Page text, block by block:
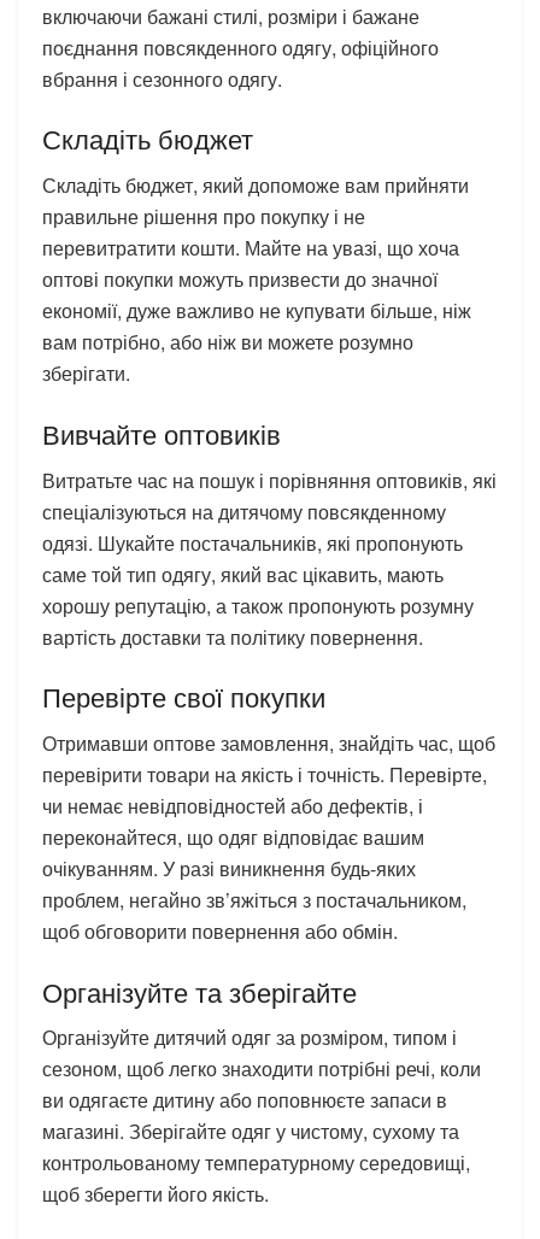
включаючи бажані стилі, розміри і бажане
поєднання повсякденного одягу, офіційного
вбрання і сезонного одягу.
Складіть бюджет
Складіть бюджет, який допоможе вам прийняти
правильне рішення про покупку і не
перевитратити кошти. Майте на увазі, що хоча
оптові покупки можуть призвести до значної
економії, дуже важливо не купувати більше, ніж
вам потрібно, або ніж ви можете розумно
зберігати.
Вивчайте оптовиків
Витратьте час на пошук і порівняння оптовиків, які
спеціалізуються на дитячому повсякденному
одязі. Шукайте постачальників, які пропонують
саме той тип одягу, який вас цікавить, мають
хорошу репутацію, а також пропонують розумну
вартість доставки та політику повернення.
Перевірте свої покупки
Отримавши оптове замовлення, знайдіть час, щоб
перевірити товари на якість і точність. Перевірте,
чи немає невідповідностей або дефектів, і
переконайтеся, що одяг відповідає вашим
очікуванням. У разі виникнення будь-яких
проблем, негайно зв’яжіться з постачальником,
щоб обговорити повернення або обмін.
Організуйте та зберігайте
Організуйте дитячий одяг за розміром, типом і
сезоном, щоб легко знаходити потрібні речі, коли
ви одягаєте дитину або поповнюєте запаси в
магазині. Зберігайте одяг у чистому, сухому та
контрольованому температурному середовищі,
щоб зберегти його якість.